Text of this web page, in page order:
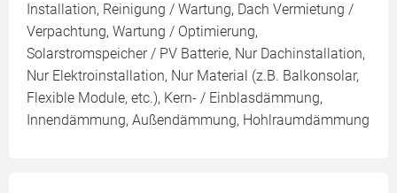
Installation, Reinigung / Wartung, Dach Vermietung /
Verpachtung, Wartung / Optimierung,
Solarstromspeicher / PV Batterie, Nur Dachinstallation,
Nur Elektroinstallation, Nur Material (z.B. Balkonsolar,
Flexible Module, etc.), Kern- / Einblasdämmung,
Innendämmung, Außendämmung, Hohlraumdämmung